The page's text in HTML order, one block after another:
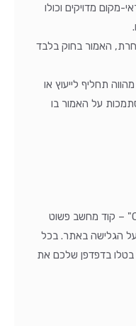
מקום מדויקים וכולו
האמור בחוק בלבד
תחליף לייעוץ או
על האמור בו
אתר זה מפעיל עוגיות ("COOKIES" – קוד מחשב פשוט
הגלישה באתר. בכל
בטלו בדפדפן שלכם את